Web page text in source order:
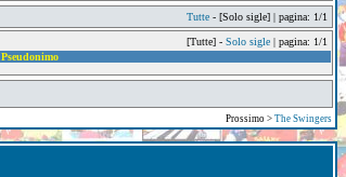
Tutte - [Solo sigle] | pagina: 1/1
[Tutte] - Solo sigle | pagina: 1/1
Pseudonimo
Prossimo > The Swingers